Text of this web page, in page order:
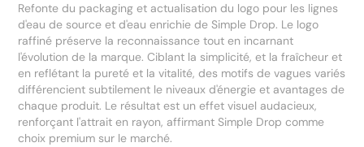
Refonte du packaging et actualisation du logo pour les lignes
d'eau de source et d'eau enrichie de Simple Drop. Le logo
raffiné préserve la reconnaissance tout en incarnant
l'évolution de la marque. Ciblant la simplicité, et la fraîcheur et
en reflétant la pureté et la vitalité, des motifs de vagues variés
différencient subtilement le niveaux d'énergie et avantages de
chaque produit. Le résultat est un effet visuel audacieux,
renforçant l'attrait en rayon, affirmant Simple Drop comme
choix premium sur le marché.